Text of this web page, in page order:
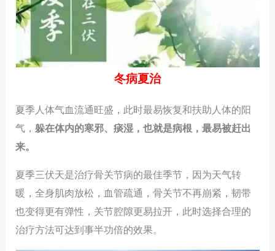
冬病夏治
夏季人体气血流通旺盛，此时最易恢复和扶助人体的阳
气，躲在体内的寒邪、痰湿，也就是病根，最易被赶出
来。
夏季三伏天是治疗骨关节病的最佳季节，因为天气转
暖，全身肌肉放松，血管疏通，骨关节不再崩紧，韧带
也变得更有弹性，关节腔隙更易拉开，此时选择合理的
治疗方法可达到事半功倍的效果。